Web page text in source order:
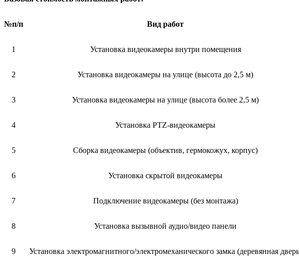
№п/п Вид работ
1 Установка видеокамеры внутри помещения
2 Установка видеокамеры на улице (высота до 2,5 м)
3 Установка видеокамеры на улице (высота более 2,5 м)
4 Установка PTZ-видеокамеры
5 Сборка видеокамеры (объектив, гермокожух, корпус)
6 Установка скрытой видеокамеры
7 Подключение видеокамеры (без монтажа)
8 Установка вызывной аудио/видео панели
9 Установка электромагнитного/электромеханического замка (деревянная